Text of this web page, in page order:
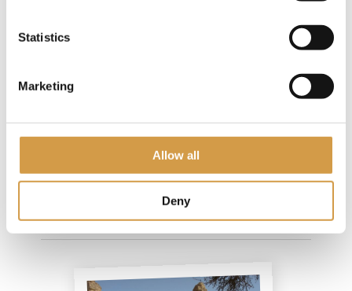
Statistics
Marketing
Allow all
Deny
8-daagse reis, Tassili Trek & Sefar
Meer informatie